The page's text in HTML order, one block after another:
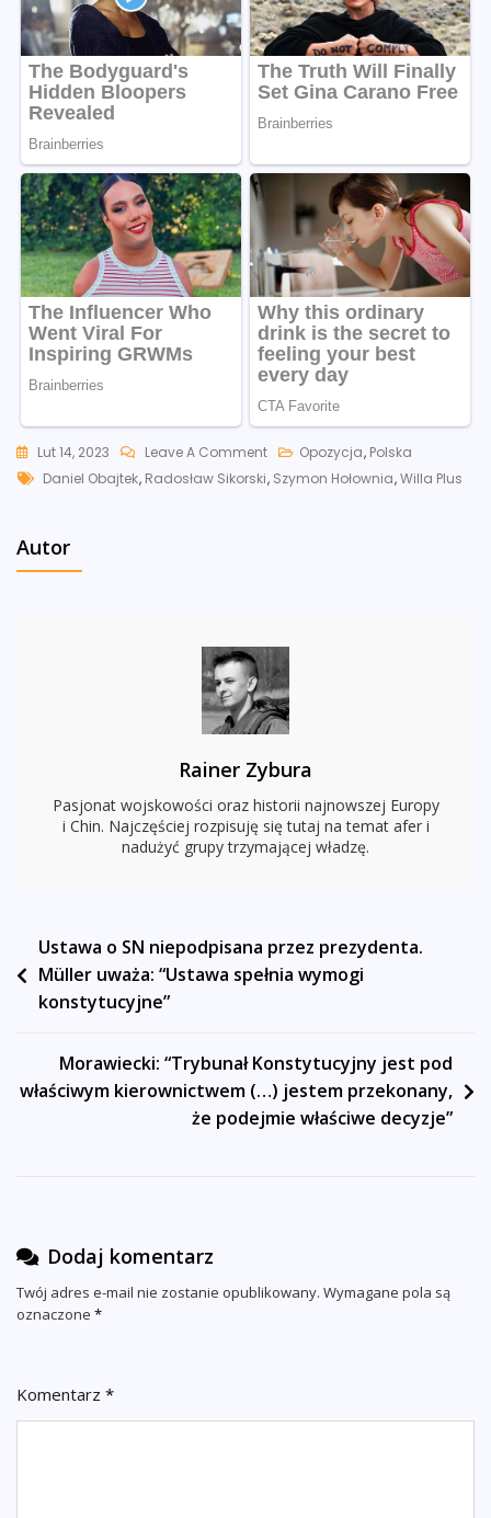
Lut 14, 2023 Leave A CommentOn
Prowokator
Milionów
Wywalania
Na
Dla
To
Jest
Opozycja, Polska
Tags
Daniel Obajtek, Radosław Sikorski, Szymon Hołownia,Willa Plus
Autor
Rainer Zybura
Pasjonat wojskowości oraz historii najnowszej Europy
i Chin. Najczęściej rozpisuję się tutaj na temat afer i
nadużyć grupy trzymającej władzę.
Nawigacja
wpisu
Ustawa o SN niepodpisana przez prezydenta.
Müller uważa: “Ustawa spełnia wymogi
konstytucyjne”
Morawiecki: “Trybunał Konstytucyjny jest pod
właściwym kierownictwem (…) jestem przekonany,
że podejmie właściwe decyzje”
Dodaj komentarz
Twój adres e-mail nie zostanie opublikowany. Wymagane pola są
oznaczone *
Komentarz *